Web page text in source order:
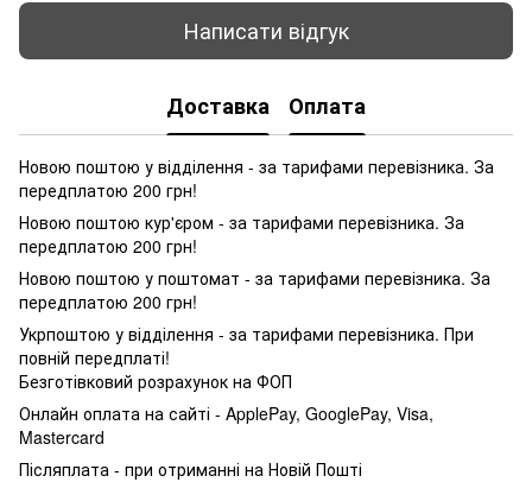
Написати відгук
Доставка Оплата
Новою поштою у відділення - за тарифами перевізника. За
передплатою 200 грн!
Новою поштою кур'єром - за тарифами перевізника. За
передплатою 200 грн!
Новою поштою у поштомат - за тарифами перевізника. За
передплатою 200 грн!
Укрпоштою у відділення - за тарифами перевізника. При
повній передплаті!
Безготівковий розрахунок на ФОП
Онлайн оплата на сайті - ApplePay, GooglePay, Visa,
Mastercard
Післяплата - при отриманні на Новій Пошті